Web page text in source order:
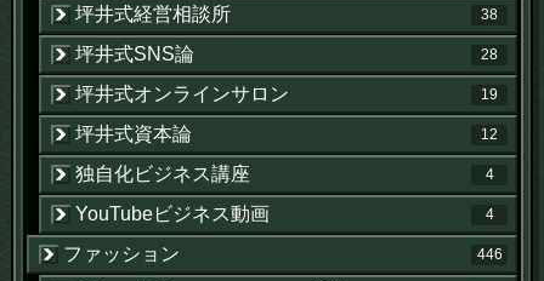
坪井式経営相談所 38
坪井式SNS論 28
坪井式オンラインサロン 19
坪井式資本論 12
独自化ビジネス講座 4
YouTubeビジネス動画 4
ファッション 446